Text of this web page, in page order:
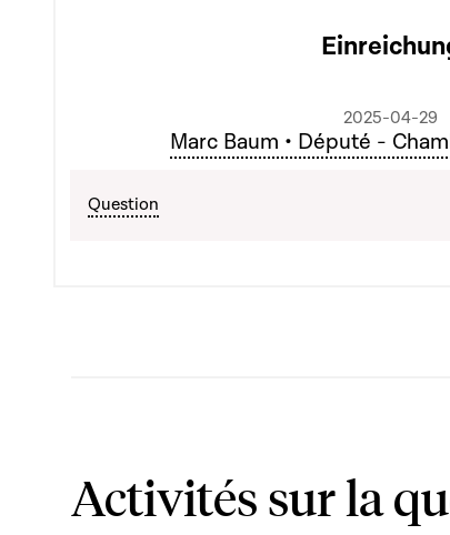
2025-04-29
Marc Baum • Député -
Question
Activités sur la